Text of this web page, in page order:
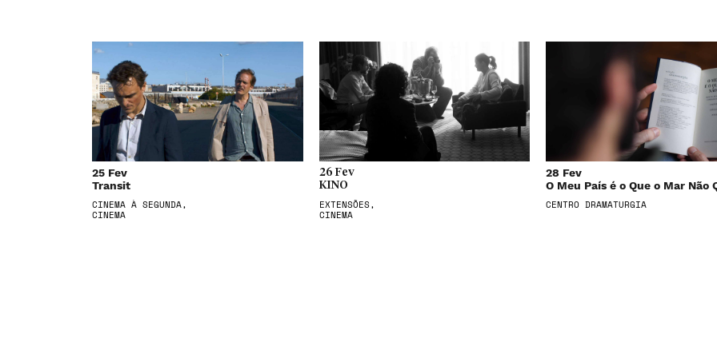
25 Fev
Transit
CINEMA À SEGUNDA,
CINEMA
26 Fev
KINO
EXTENSÕES,
CINEMA
28 Fev
O Meu País é o Que o Mar Não
CENTRO DRAMATURGIA